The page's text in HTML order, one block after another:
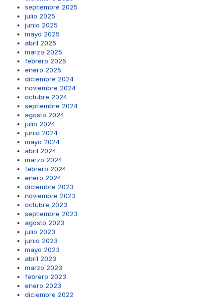
septiembre 2025
julio 2025
junio 2025
mayo 2025
abril 2025
marzo 2025
febrero 2025
enero 2025
diciembre 2024
noviembre 2024
octubre 2024
septiembre 2024
agosto 2024
julio 2024
junio 2024
mayo 2024
abril 2024
marzo 2024
febrero 2024
enero 2024
diciembre 2023
noviembre 2023
octubre 2023
septiembre 2023
agosto 2023
julio 2023
junio 2023
mayo 2023
abril 2023
marzo 2023
febrero 2023
enero 2023
diciembre 2022